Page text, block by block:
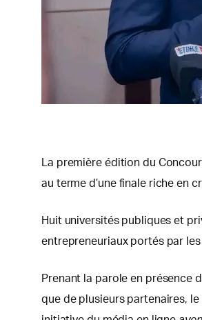
La première édition du
au terme d’une finale riche en
Huit universités publiques et
entrepreneuriaux portés par
Prenant la parole en présence
que de plusieurs partenaires,